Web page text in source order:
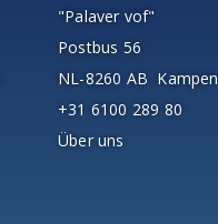
"Palaver vof"
Postbus 56
NL-8260 AB Kampen
+31 6100 289 80
Über uns